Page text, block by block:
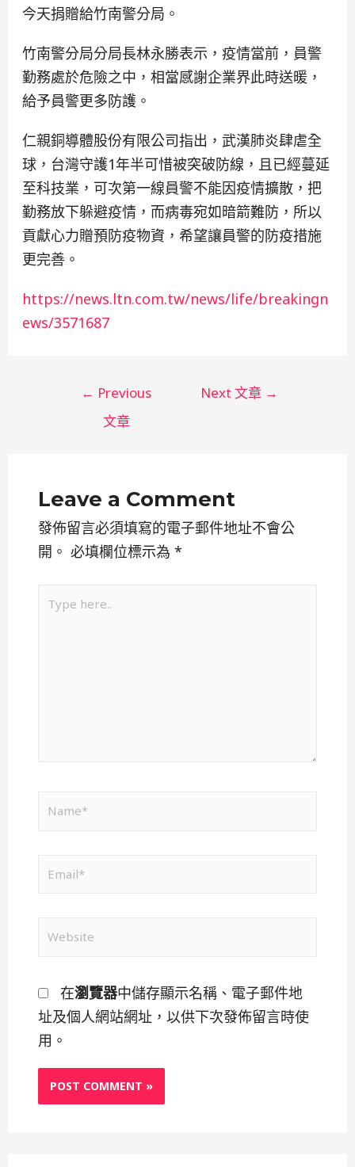
今天捐贈給竹南警分局。
竹南警分局分局長林永勝表示，疫情當前，員警
勤務處於危險之中，相當感謝企業界此時送暖，
給予員警更多防護。
仁親銅導體股份有限公司指出，武漢肺炎肆虐全
球，台灣守護1年半可惜被突破防線，且已經蔓延
至科技業，可次第一線員警不能因疫情擴散，把
勤務放下躲避疫情，而病毒宛如暗箭難防，所以
貢獻心力贈預防疫物資，希望讓員警的防疫措施
更完善。
https://news.ltn.com.tw/news/life/breakingn
ews/3571687
← Previous
文章
Next 文章 →
Leave a Comment
發佈留言必須填寫的電子郵件地址不會公
開。 必填欄位標示為*
在瀏覽器中儲存顯示名稱、電子郵件地
址及個人網站網址，以供下次發佈留言時使
用。